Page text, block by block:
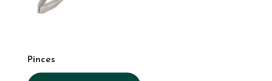
Pinces